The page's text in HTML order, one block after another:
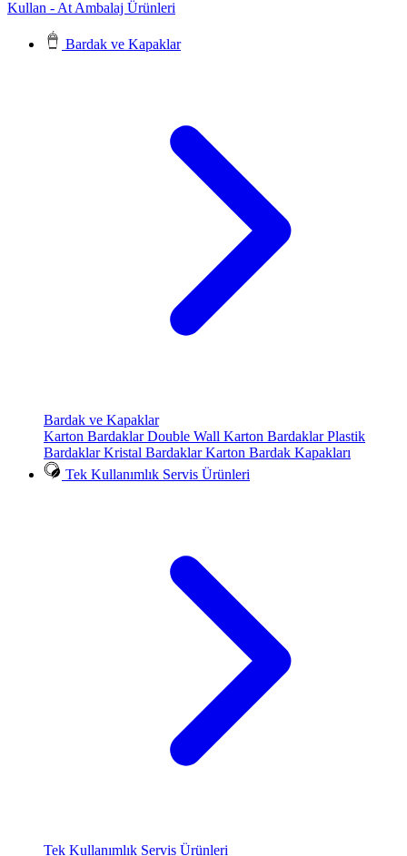
Kullan - At Ambalaj Ürünleri
Bardak ve Kapaklar
Bardak ve Kapaklar
Karton BardaklarDouble Wall Karton BardaklarPlastik
BardaklarKristal BardaklarKarton Bardak Kapakları
Tek Kullanımlık Servis Ürünleri
Tek Kullanımlık Servis Ürünleri